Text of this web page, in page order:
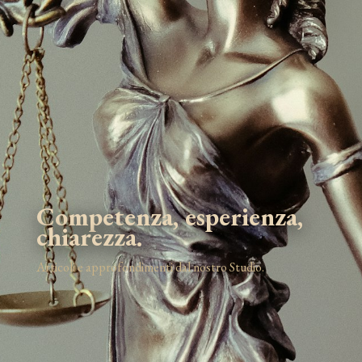
Competenza, esperienza,
chiarezza.
Articoli e approfondimenti dal nostro Studio.